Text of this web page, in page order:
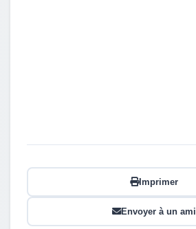
Imprimer
Envoyer à un ami